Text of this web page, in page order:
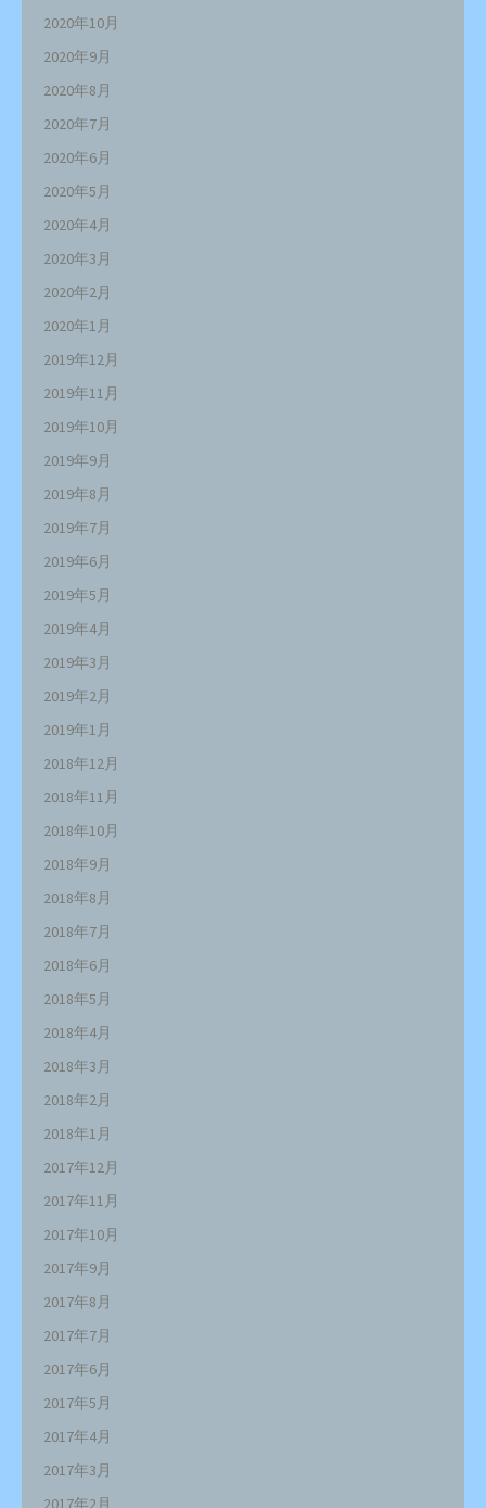
2020年10月
2020年9月
2020年8月
2020年7月
2020年6月
2020年5月
2020年4月
2020年3月
2020年2月
2020年1月
2019年12月
2019年11月
2019年10月
2019年9月
2019年8月
2019年7月
2019年6月
2019年5月
2019年4月
2019年3月
2019年2月
2019年1月
2018年12月
2018年11月
2018年10月
2018年9月
2018年8月
2018年7月
2018年6月
2018年5月
2018年4月
2018年3月
2018年2月
2018年1月
2017年12月
2017年11月
2017年10月
2017年9月
2017年8月
2017年7月
2017年6月
2017年5月
2017年4月
2017年3月
2017年2月